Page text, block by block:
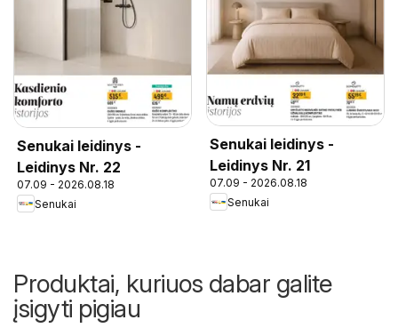
Senukai leidinys -
Leidinys Nr. 22
07.09 - 2026.08.18
Senukai
Senukai leidinys -
Leidinys Nr. 21
07.09 - 2026.08.18
Senukai
Produktai, kuriuos dabar galite
įsigyti pigiau